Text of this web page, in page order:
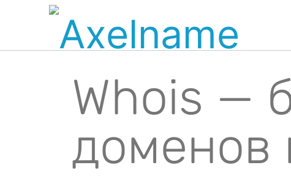
Whois —
доменов